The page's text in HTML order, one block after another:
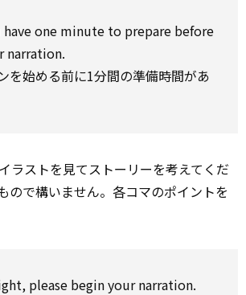
have one minute to prepare before
narration.
を始める前に1分間の準備時間があ
ラストを見てストーリーを考えてくだ
ので構いません。各コマのポイントを
please begin your narration.